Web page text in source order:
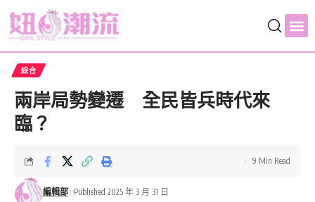
綜合
兩岸局勢變遷 全民皆兵時代來
臨？
編輯部 Published 2025 年 3 月 31 日
9 Min Read